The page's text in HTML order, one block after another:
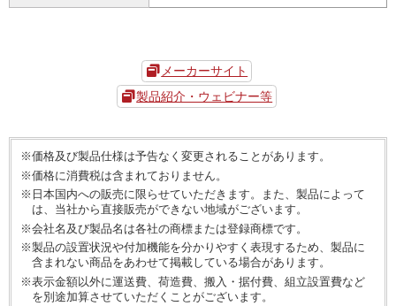
メーカーサイト
製品紹介・ウェビナー等
※価格及び製品仕様は予告なく変更されることがあります。
※価格に消費税は含まれておりません。
※日本国内への販売に限らせていただきます。また、製品によって
は、当社から直接販売ができない地域がございます。
※会社名及び製品名は各社の商標または登録商標です。
※製品の設置状況や付加機能を分かりやすく表現するため、製品に
含まれない商品をあわせて掲載している場合があります。
※表示金額以外に運送費、荷造費、搬入・据付費、組立設置費など
を別途加算させていただくことがございます。